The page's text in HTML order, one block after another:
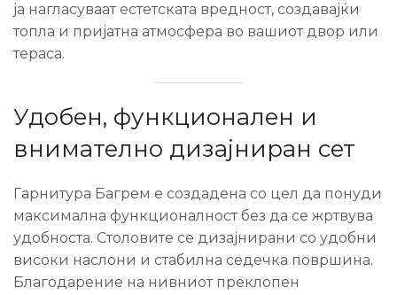
ја нагласуваат естетската вредност, создавајќи
топла и пријатна атмосфера во вашиот двор или
тераса.
Удобен, функционален и
внимателно дизајниран сет
Гарнитура Багрем е создадена со цел да понуди
максимална функционалност без да се жртвува
удобноста. Столовите се дизајнирани со удобни
високи наслони и стабилна седечка површина.
Благодарение на нивниот преклопен